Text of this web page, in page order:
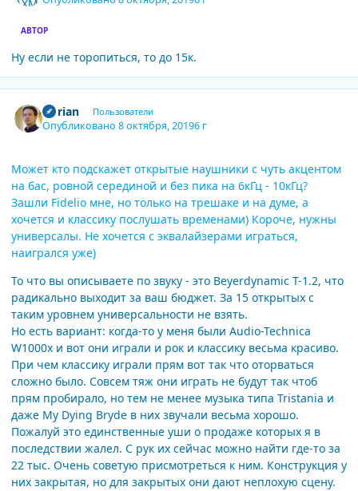
АВТОР
Ну если не торопиться, то до 15к.
Dorian Пользователи
Опубликовано8 октября, 20196 г
Может кто подскажет открытые наушники с чуть акцентом
на бас, ровной серединой и без пика на 6кГц - 10кГц?
Зашли Fidelio мне, но только на трешаке и на думе, а
хочется и классику послушать временами) Короче, нужны
универсалы. Не хочется с эквалайзерами играться,
наигрался уже)
То что вы описываете по звуку - это Beyerdynamic T-1.2, что
радикально выходит за ваш бюджет. За 15 открытых с
таким уровнем универсальности не взять.
Но есть вариант: когда-то у меня были Audio-Technica
W1000x и вот они играли и рок и классику весьма красиво.
При чем классику играли прям вот так что оторваться
сложно было. Совсем тяж они играть не будут так чтоб
прям пробирало, но тем не менее музыка типа Tristania и
даже My Dying Bryde в них звучали весьма хорошо.
Пожалуй это единственные уши о продаже которых я в
последствии жалел. С рук их сейчас можно найти где-то за
22 тыс. Очень советую присмотреться к ним. Конструкция у
них закрытая, но для закрытых они дают неплохую сцену.